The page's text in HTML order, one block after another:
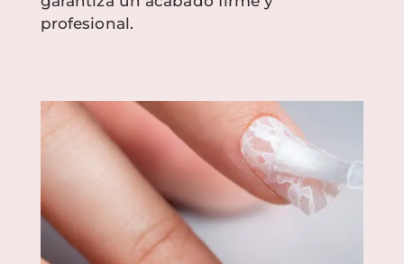
profesional.